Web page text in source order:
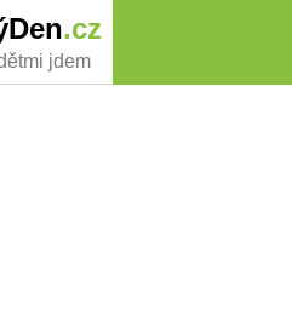
.cz
jdem